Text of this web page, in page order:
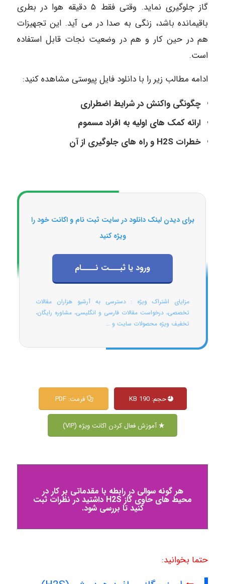
گاز جلوگیری نماید. وقتی فقط ۵ دقیقه هوا در بطری
باقیمانده باشد، زنگی به صدا در می آید. این تجهیزات
هم در حین کار و هم در وضعیت نجات قابل استفاده
است.
ادامه مطالب زیر را با دانلود فایل پیوستی مشاهده کنید:
چگونگی واکنش در شرایط اضطراری
ارائه کمک های اولیه به افراد مسموم
خطرات H2S و راه های جلوگیری از آن
برای دیدن لینک دانلود در سایت ثبت نام و اکانت خود را
ویژه کنید
ورود یا ثبـــت نــــام
مزایای اشتراک ویژه : دسترسی به آرشیو هزاران مقالات
تخصصی، درخواست مقالات فارسی و انگلیسی، مشاوره رایگان،
تخفیف ویژه محصولات سایت و ...
حجم: 190 KB فرمت: PDF
آموزش فعال کردن اکانت ویژه (VIP)
هر گونه سوالی در رابطه با مقدماتی بر کار در
محیط های حاوی گاز H2S داشتید در نظرات ثبت
کنید تا بررسی شود.
حتما بخوانید: